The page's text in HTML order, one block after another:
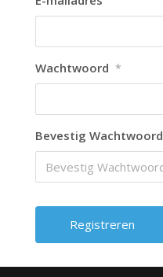
Wachtwoord *
Bevestig Wachtwoord